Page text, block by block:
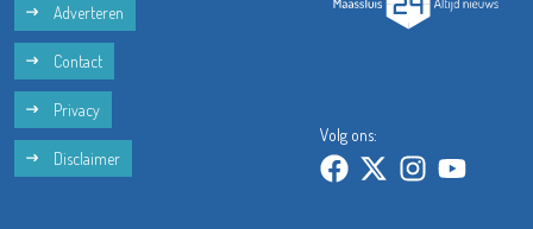
Adverteren
Contact
Privacy
Disclaimer
Volg ons: